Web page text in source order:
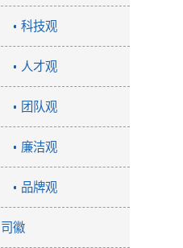
科技观
人才观
团队观
廉洁观
品牌观
司徽